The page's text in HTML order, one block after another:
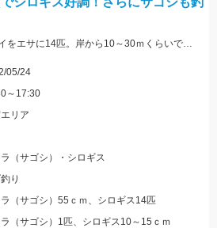
敦賀にて、シロギスは石ゴカイをエサに14匹。岸から10～30ｍくらいでもよく当たる。夕方にサゴシがヒット、ルアーはレンジバイブ55。
05/24
～17:30
リア
（サゴシ）・シロギス
り
（サゴシ）55ｃｍ、シロギス14匹
（サゴシ）1匹、シロギス10～15ｃｍ